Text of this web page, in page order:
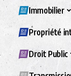
Immobilier
Propriété
Droit Public